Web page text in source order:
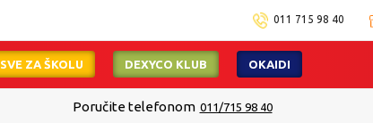
011 715 98 40
SVE ZA ŠKOLU DEXYCO KLUB OKAIDI
Poručite telefonom 011/715 98 40